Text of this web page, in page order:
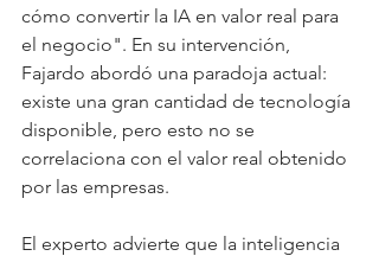
cómo convertir la IA en valor real para
el negocio". En su intervención,
Fajardo abordó una paradoja actual:
existe una gran cantidad de tecnología
disponible, pero esto no se
correlaciona con el valor real obtenido
por las empresas.
El experto advierte que la inteligencia